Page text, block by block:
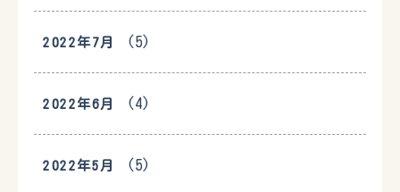
2022年7月 (5)
2022年6月 (4)
2022年5月 (5)